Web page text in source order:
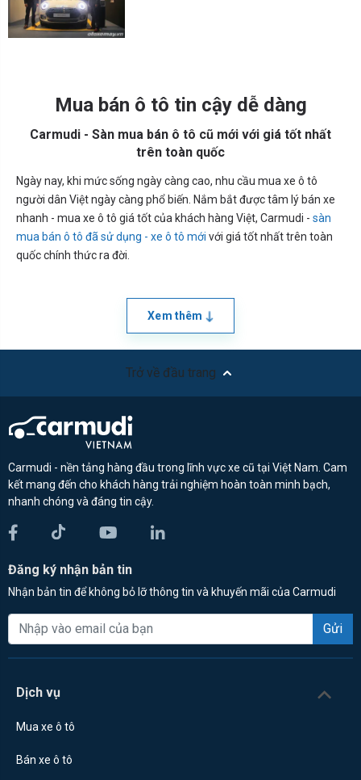
Mua bán ô tô tin cậy dễ dàng
Carmudi - Sàn mua bán ô tô cũ mới với giá tốt nhất
trên toàn quốc
Ngày nay, khi mức sống ngày càng cao, nhu cầu mua xe ô tô
người dân Việt ngày càng phổ biến. Nắm bắt được tâm lý bán xe
nhanh - mua xe ô tô giá tốt của khách hàng Việt, Carmudi - sàn
mua bán ô tô đã sử dụng - xe ô tô mới với giá tốt nhất trên toàn
quốc chính thức ra đời.
Xem thêm
Trở về đầu trang
Carmudi - nền tảng hàng đầu trong lĩnh vực xe cũ tại Việt Nam. Cam
kết mang đến cho khách hàng trải nghiệm hoàn toàn minh bạch,
nhanh chóng và đáng tin cậy.
Đăng ký nhận bản tin
Nhận bản tin để không bỏ lỡ thông tin và khuyến mãi của Carmudi
Gửi
Dịch vụ
Mua xe ô tô
Bán xe ô tô